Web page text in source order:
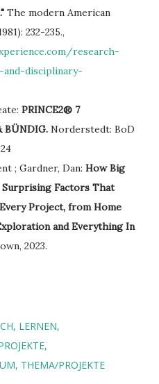
The modern American
232-235.,
research-
disciplinary-
PRINCE2® 7
BÜNDIG. Norderstedt: BoD
; Gardner, Dan: How Big
Factors That
Project, from Home
and Everything In
2023.
LERNEN
THEMA/PROJEKTE